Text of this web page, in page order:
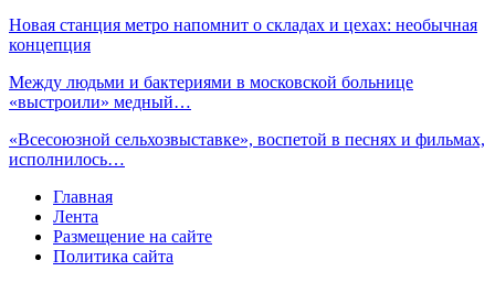
Новая станция метро напомнит о складах и цехах: необычная
концепция
Между людьми и бактериями в московской больнице
«выстроили» медный…
«Всесоюзной сельхозвыставке», воспетой в песнях и фильмах,
исполнилось…
Главная
Лента
Размещение на сайте
Политика сайта